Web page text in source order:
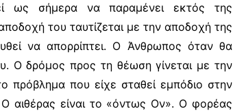
ως σήμερα να παραμένει εκτός της
του ταυτίζεται με την αποδοχή της
να απορρίπτει. Ο Άνθρωπος όταν θα
Ο δρόμος προς τη θέωση γίνεται με την
πρόβλημα που είχε σταθεί εμπόδιο στην
αιθέρας είναι το «όντως Ον». Ο φορέας